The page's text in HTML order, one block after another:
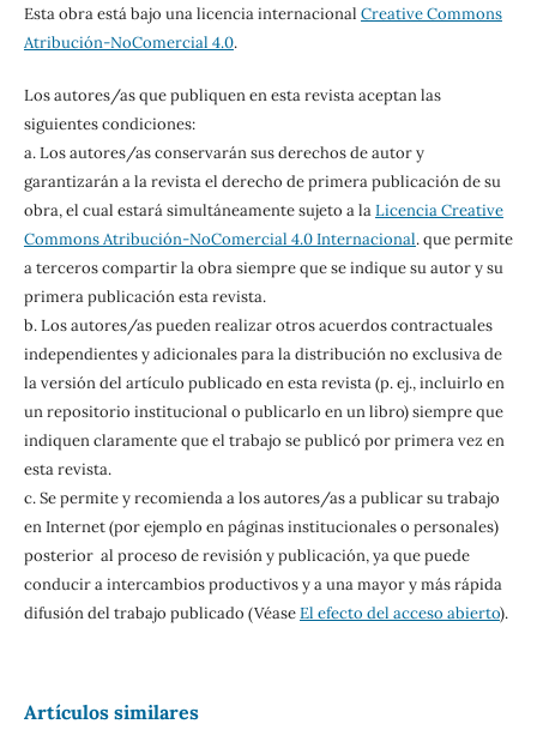
Esta obra está bajo una licencia internacional Creative Commons
Atribución-NoComercial 4.0.
Los autores/as que publiquen en esta revista aceptan las
siguientes condiciones:
a. Los autores/as conservarán sus derechos de autor y
garantizarán a la revista el derecho de primera publicación de su
obra, el cual estará simultáneamente sujeto a laLicencia Creative
Commons Atribución-NoComercial 4.0 Internacional. que permite
a terceros compartir la obra siempre que se indique su autor y su
primera publicación esta revista.
b. Los autores/as pueden realizar otros acuerdos contractuales
independientes y adicionales para la distribución no exclusiva de
la versión del artículo publicado en esta revista (p. ej., incluirlo en
un repositorio institucional o publicarlo en un libro) siempre que
indiquen claramente que el trabajo se publicó por primera vez en
esta revista.
c. Se permite y recomienda a los autores/as a publicar su trabajo
en Internet (por ejemplo en páginas institucionales o personales)
posterior al proceso de revisión y publicación, ya que puede
conducir a intercambios productivos y a una mayor y más rápida
difusión del trabajo publicado (VéaseEl efecto del acceso abierto).
Artículos similares